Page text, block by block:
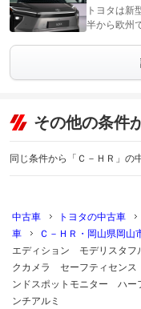
トヨタは新
半から欧州
その他の条件
同じ条件から「Ｃ－ＨＲ」の
中古車 トヨタの中古車
車
Ｃ－ＨＲ・岡山県岡山
エディション モデリスタ
クカメラ セーフティセン
ンドスポットモニター ハ
ンチアルミ